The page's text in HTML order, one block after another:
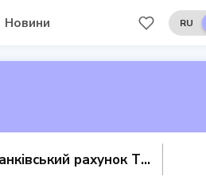
Новини RU
Банківський рахунок TRY